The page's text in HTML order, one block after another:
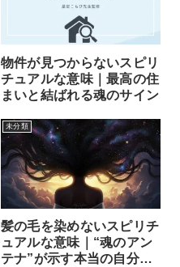
物件が見つからないスピリ
チュアルな意味｜最高の住
まいと結ばれる魂のサイン
未分類
髪の毛を染めないスピリチ
ュアルな意味｜“魂のアン
テナ”が示す本当の自分と